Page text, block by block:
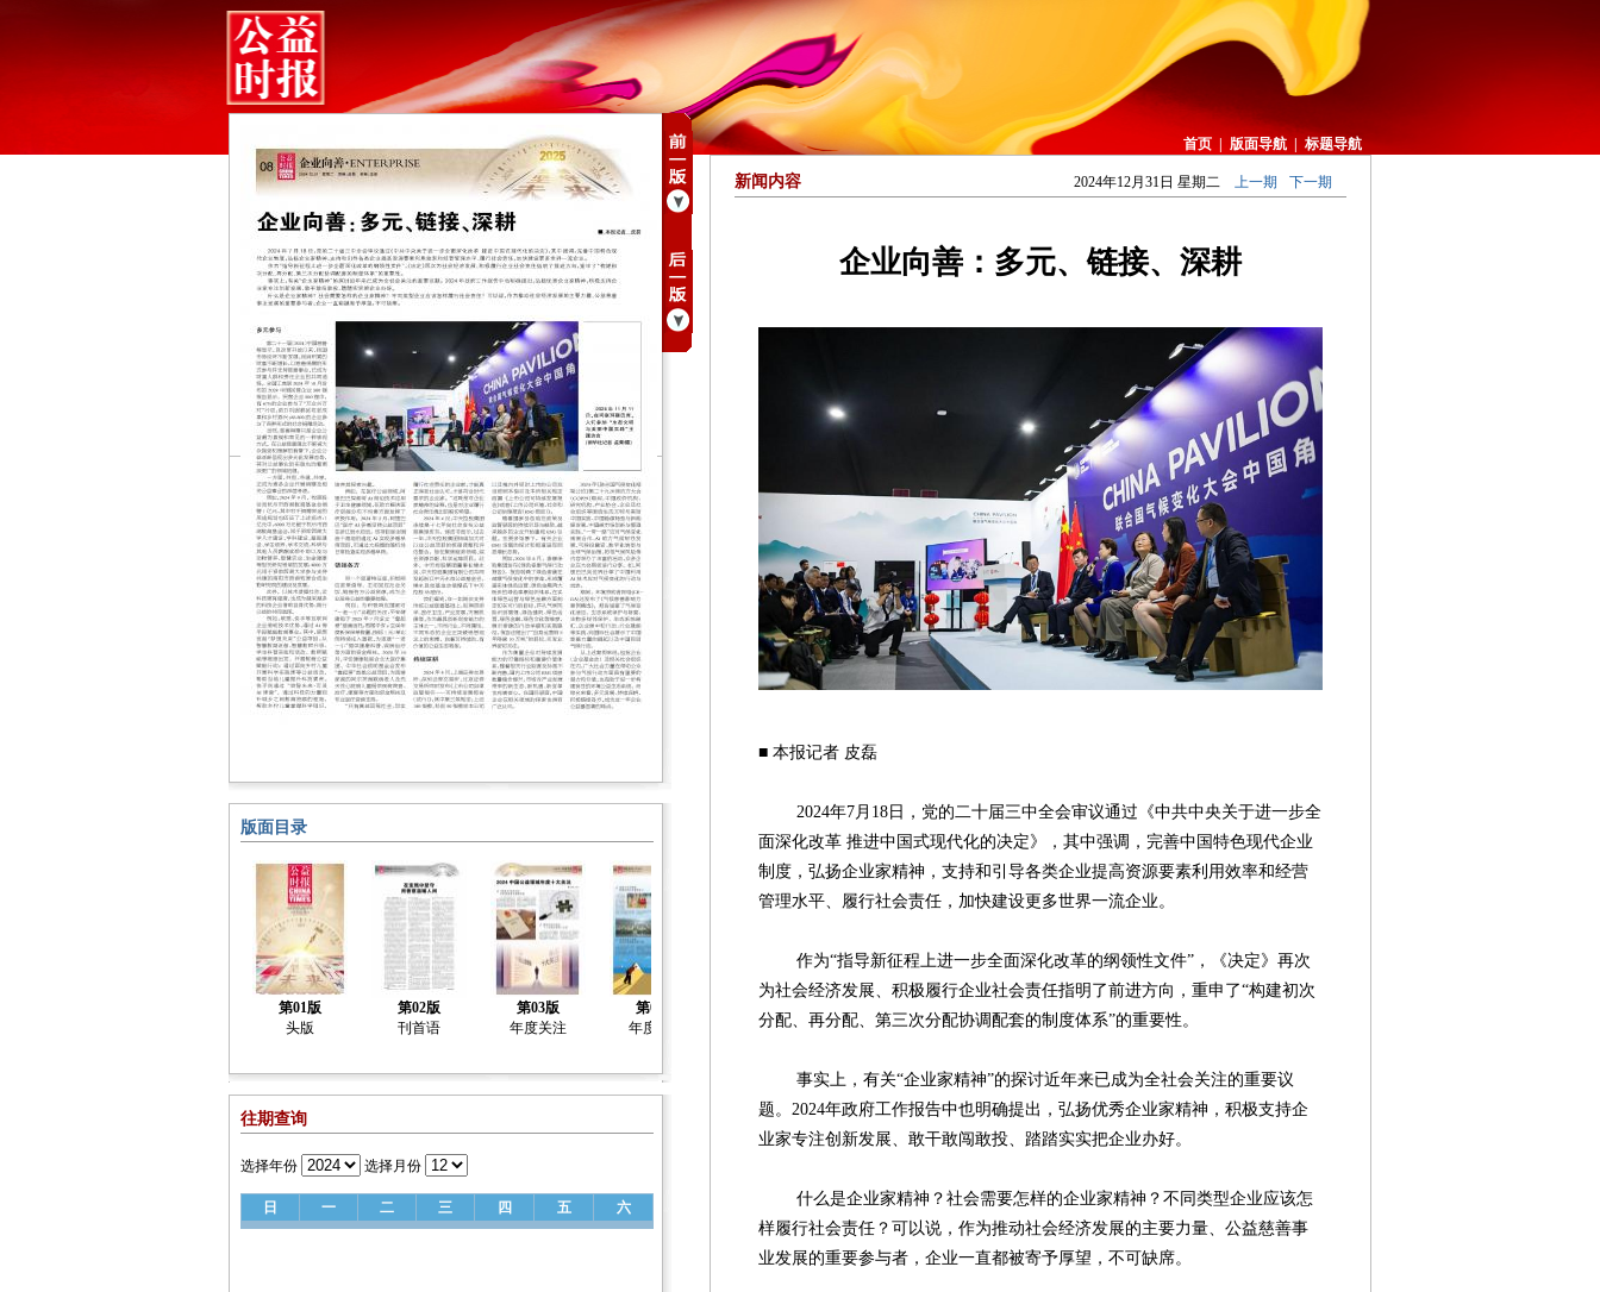
首页 版面导航 标题导航
版面目录
第01版
头版
第02版
刊首语
第03版
年度关注
第04版
年度关注
第05版
年度关注
第06版
社会工作
第07版
基金会
第08版
企业向善
往期查询
选择年份 选择月份
日 一 二 三 四 五 六
新闻内容 2024年12月31日 星期二 上一期 下一期
企业向善：多元、链接、深耕
■ 本报记者 皮磊
2024年7月18日，党的二十届三中全会审议通过《中共中央关于进一步全
面深化改革 推进中国式现代化的决定》，其中强调，完善中国特色现代企业
制度，弘扬企业家精神，支持和引导各类企业提高资源要素利用效率和经营
管理水平、履行社会责任，加快建设更多世界一流企业。
作为“指导新征程上进一步全面深化改革的纲领性文件”，《决定》再次
为社会经济发展、积极履行企业社会责任指明了前进方向，重申了“构建初次
分配、再分配、第三次分配协调配套的制度体系”的重要性。
事实上，有关“企业家精神”的探讨近年来已成为全社会关注的重要议
题。2024年政府工作报告中也明确提出，弘扬优秀企业家精神，积极支持企
业家专注创新发展、敢干敢闯敢投、踏踏实实把企业办好。
什么是企业家精神？社会需要怎样的企业家精神？不同类型企业应该怎
样履行社会责任？可以说，作为推动社会经济发展的主要力量、公益慈善事
业发展的重要参与者，企业一直都被寄予厚望，不可缺席。